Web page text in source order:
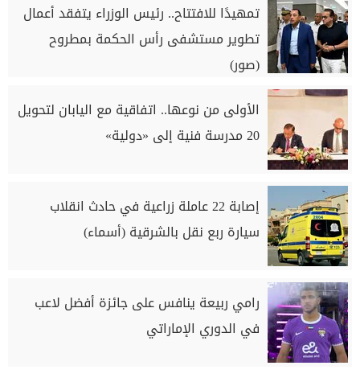
تمهيدًا للافتتاح.. رئيس الوزراء يتفقد أعمال
تطوير مستشفى رأس الحكمة بمطروح
(صور)
الأولى من نوعها.. اتفاقية مع اليابان لتحويل
20 مدرسة فنية إلى «دولية»
إصابة 22 عاملة زراعية في حادث انقلاب
سيارة ربع نقل بالشرقية (أسماء)
رامي ربيعة ينافس على جائزة أفضل لاعب
في الدوري الإماراتي